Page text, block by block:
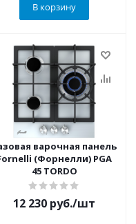
В корзину
варочная панель
(Форнелли) PGA
45 TORDO
12 230 руб./шт